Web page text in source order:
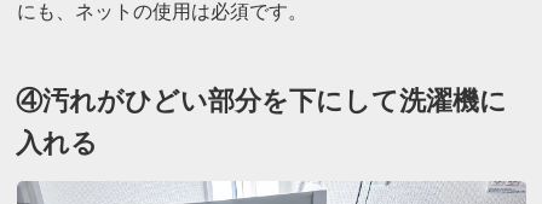
にも、ネットの使用は必須です。
④汚れがひどい部分を下にして洗濯機に
入れる